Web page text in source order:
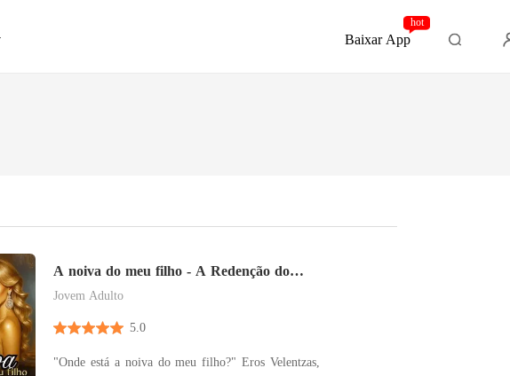
Baixar App
hot
A noiva do meu filho - A Redenção do
grego
Jovem Adulto
5.0
"Onde está a noiva do meu filho?" Eros Velentzas,